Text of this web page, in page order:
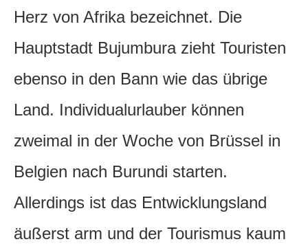
Herz von Afrika bezeichnet. Die
Hauptstadt Bujumbura zieht Touristen
ebenso in den Bann wie das übrige
Land. Individualurlauber können
zweimal in der Woche von Brüssel in
Belgien nach Burundi starten.
Allerdings ist das Entwicklungsland
äußerst arm und der Tourismus kaum